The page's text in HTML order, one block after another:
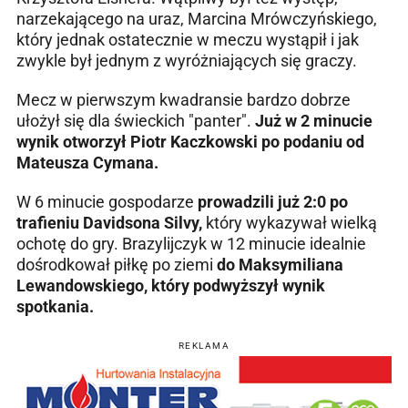
narzekającego na uraz, Marcina Mrówczyńskiego,
który jednak ostatecznie w meczu wystąpił i jak
zwykle był jednym z wyróżniających się graczy.
Mecz w pierwszym kwadransie bardzo dobrze
ułożył się dla świeckich "panter". Już w 2 minucie
wynik otworzył Piotr Kaczkowski po podaniu od
Mateusza Cymana.
W 6 minucie gospodarze prowadzili już 2:0 po
trafieniu Davidsona Silvy, który wykazywał wielką
ochotę do gry. Brazylijczyk w 12 minucie idealnie
dośrodkował piłkę po ziemi do Maksymiliana
Lewandowskiego, który podwyższył wynik
spotkania.
REKLAMA